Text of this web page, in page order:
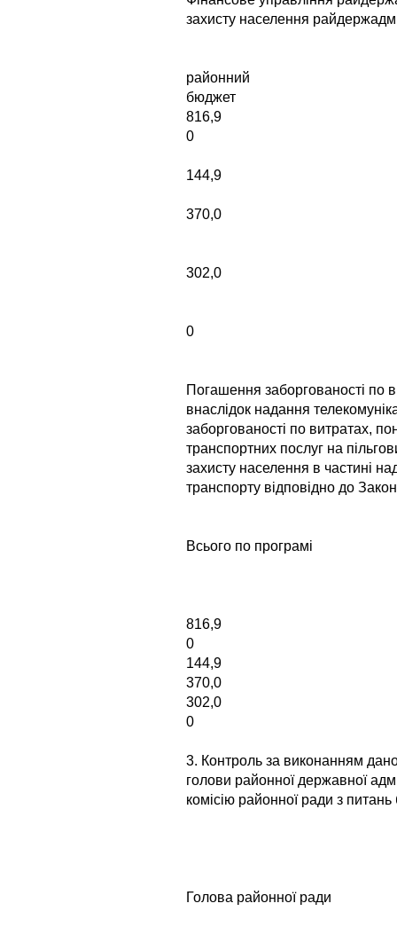
захисту населення
районний
бюджет
816,9
0
144,9
370,0
302,0
0
Погашення заборгованості по
внаслідок надання
заборгованості по витратах,
транспортних послуг на
захисту населення в частині
транспорту відповідно до
Всього по програмі
816,9
0
144,9
370,0
302,0
0
3. Контроль за виконанням
голови районної державної
комісію районної ради з
Голова